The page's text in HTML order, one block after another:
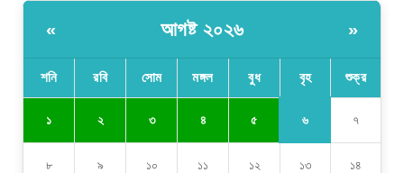
« আগষ্ট ২০২৬ »
শনি রবি সোম মঙ্গল বুধ বৃহ শুক্র
১ ২ ৩ ৪ ৫ ৬ ৭
৮ ৯ ১০ ১১ ১২ ১৩ ১৪